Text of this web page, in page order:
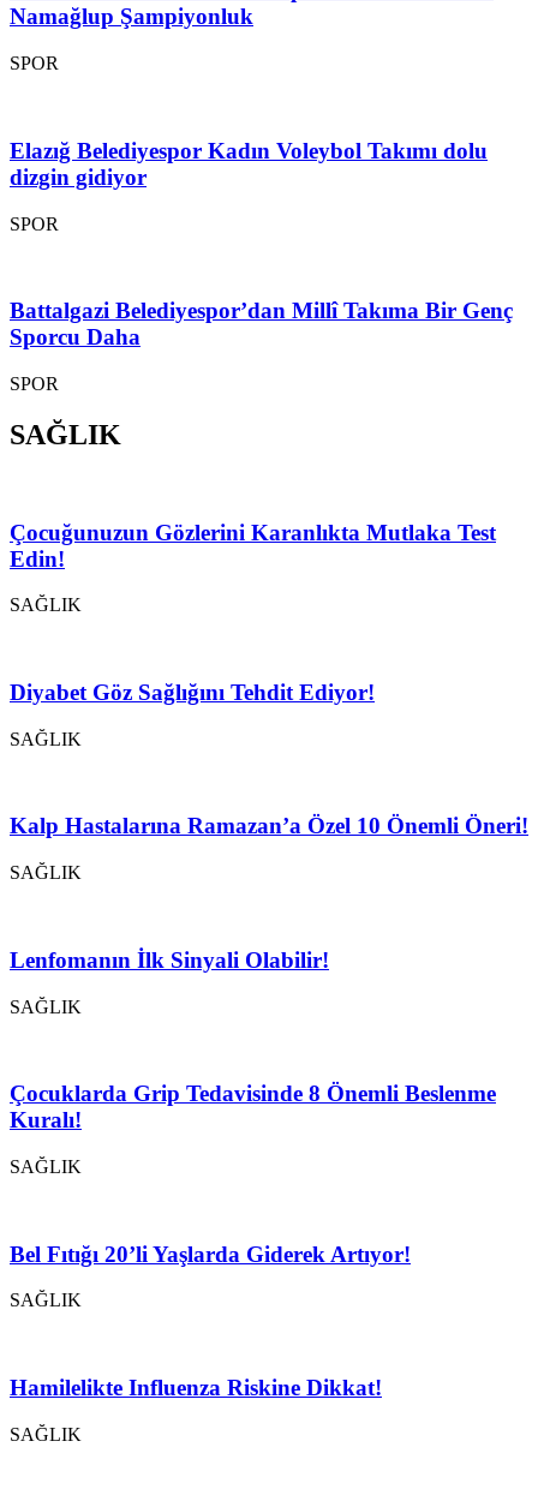
Namağlup Şampiyonluk
SPOR
Elazığ Belediyespor Kadın Voleybol Takımı dolu
dizgin gidiyor
SPOR
Battalgazi Belediyespor’dan Millî Takıma Bir Genç
Sporcu Daha
SPOR
SAĞLIK
Çocuğunuzun Gözlerini Karanlıkta Mutlaka Test
Edin!
SAĞLIK
Diyabet Göz Sağlığını Tehdit Ediyor!
SAĞLIK
Kalp Hastalarına Ramazan’a Özel 10 Önemli Öneri!
SAĞLIK
Lenfomanın İlk Sinyali Olabilir!
SAĞLIK
Çocuklarda Grip Tedavisinde 8 Önemli Beslenme
Kuralı!
SAĞLIK
Bel Fıtığı 20’li Yaşlarda Giderek Artıyor!
SAĞLIK
Hamilelikte Influenza Riskine Dikkat!
SAĞLIK